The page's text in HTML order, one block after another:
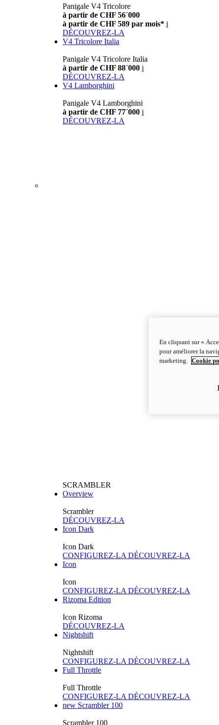
Panigale V4 Tricolore
à partir de CHF 56´000
à partir de CHF 589 par mois* i
DÉCOUVREZ-LA
V4 Tricolore Italia
Panigale V4 Tricolore Italia
à partir de CHF 88´000 i
DÉCOUVREZ-LA
V4 Lamborghini
Panigale V4 Lamborghini
à partir de CHF 77´000 i
DÉCOUVREZ-LA
SCRAMBLER
Overview
Scrambler
DÉCOUVREZ-LA
Icon Dark
Icon Dark
CONFIGUREZ-LA DÉCOUVREZ-LA
Icon
Icon
CONFIGUREZ-LA DÉCOUVREZ-LA
Rizoma Edition
Icon Rizoma
DÉCOUVREZ-LA
Nightshift
Nightshift
CONFIGUREZ-LA DÉCOUVREZ-LA
Full Throttle
Full Throttle
CONFIGUREZ-LA DÉCOUVREZ-LA
new Scrambler 100
Scrambler 100
En cliquant sur «
pour améliorer la
marketing.
Cookie